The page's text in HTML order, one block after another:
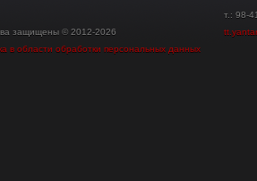
защищены © 2012-2026
в области обработки персональных данных
т.: 98-41-